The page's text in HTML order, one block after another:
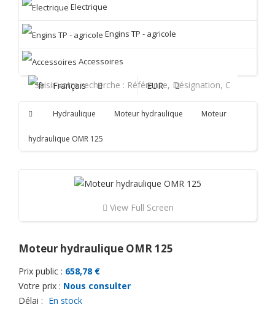
Electrique
Engins TP - agricole
Accessoires
Français EUR
Hydraulique Moteur hydraulique Moteur
hydraulique OMR 125
View Full Screen
Moteur hydraulique OMR 125
Prix public : 658,78 €
Votre prix : Nous consulter
Délai : En stock